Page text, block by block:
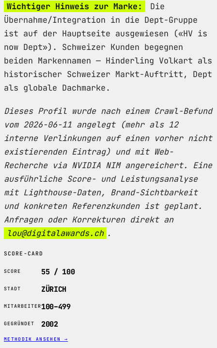
Wichtiger Hinweis zur Marke:
Die
Übernahme/Integration in die Dept-Gruppe
ist auf der Hauptseite ausgewiesen («HV is
now Dept»). Schweizer Kunden begegnen
beiden Markennamen — Hinderling Volkart als
historischer Schweizer Markt-Auftritt, Dept
als globale Dachmarke.
Dieses Profil wurde nach einem Crawl-Befund
vom 2026-06-11 angelegt (mehr als 12
interne Verlinkungen auf einen vorher nicht
existierenden Eintrag) und mit Web-
Recherche via NVIDIA NIM angereichert. Eine
ausführliche Score- und Leistungsanalyse
mit Lighthouse-Daten, Brand-Sichtbarkeit
und konkreten Referenzkunden ist geplant.
Anfragen oder Korrekturen direkt an
lou@digitalawards.ch .
SCORE-CARD
SCORE 55 / 100
STADT ZÜRICH
MITARBEITER100–499
GEGRÜNDET 2002
METHODIK ANSEHEN →